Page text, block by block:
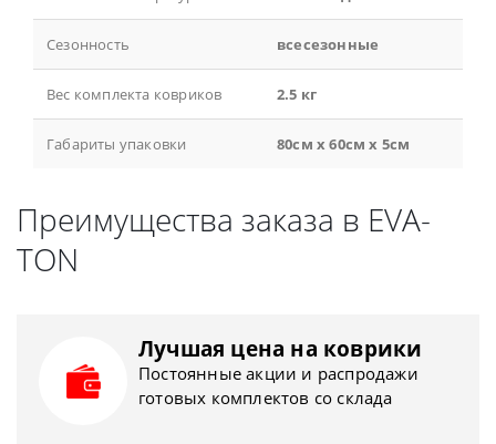
Сезонность всесезонные
Вес комплекта ковриков 2.5 кг
Габариты упаковки 80см x 60см x 5см
Преимущества заказа в EVA-
TON
Лучшая цена на коврики
Постоянные акции и распродажи
готовых комплектов со склада